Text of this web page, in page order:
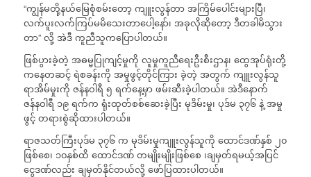
“ကျွန်မတို့နယ်မြေစုံစမ်းတော့ ကျူးလွန်တာ အကြိမ်ပေါင်းများပြီ၊
လက်ပူးလက်ကြပ်မမိသေးတာပေါ့နော်၊ အခုလိုဆိုတော့ ဒီတခါမိသွား
တာ” လို့ အဲဒီ ကူညီသူကပြောပါတယ်။
ဖြစ်ပွားခဲ့တဲ့ အဓမ္မပြုကျင့်မှုကို လူမှုကူညီရေးဦးစီးဌာန၊ ထွေအုပ်ရုံးတို့
ကနေတဆင့် ရဲစခန်းကို အမှုဖွင့်တိုင်ကြား ခဲ့တဲ့ အတွက် ကျူးလွန်သူ
ရာအိမ်မှုးကို ဇန်နဝါရီ ၅ ရက်နေ့မှာ ဖမ်းဆီးခဲ့ပါတယ်။ အဲဒီနောက်
ဇန်နဝါရီ ၁၉ ရက်က ရုံးထုတ်စစ်ဆေးခဲ့ပြီး မုဒိမ်းမှု၊ ပုဒ်မ ၃၇၆ နဲ့ အမှု
ဖွင့် တရားစွဲဆိုထားပါတယ်။
ရာဇသတ်ကြီးပုဒ်မ ၃၇၆ က မုဒိမ်းမှုကျူးလွန်သူကို ထောင်ဒဏ်နှစ် ၂၀
ဖြစ်စေ၊ ၁၀နှစ်ထိ ထောင်ဒဏ် တမျိုးမျိုးဖြစ်စေ ၊ချမှတ်ရမယ့်အပြင်
ငွေဒဏ်လည်း ချမှတ်နိုင်တယ်လို့‌ ဖော်ပြထားပါတယ်။